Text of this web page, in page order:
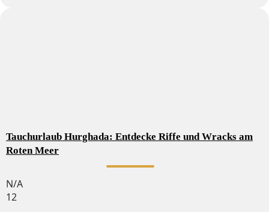
Tauchurlaub Hurghada: Entdecke Riffe und Wracks am
Roten Meer
N/A
12